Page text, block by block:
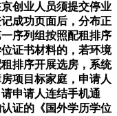
创业人员须提交停业
成功页面后，分布正
序列组按照配租排序
证书材料的，若环境
排序开展选房，系统
项目标家庭，申请人
申请人连结手机通
证的《国外学历学位